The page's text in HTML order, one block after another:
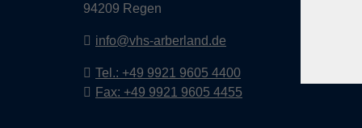
94209 Regen
info@vhs-arberland.de
Tel.: +49 9921 9605 4400
Fax: +49 9921 9605 4455